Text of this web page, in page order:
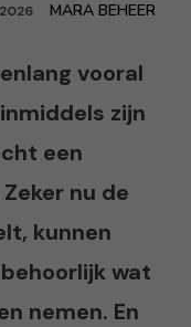
MARA BEHEER
vooral
zijn
een
nu de
kunnen
wat
nemen. En